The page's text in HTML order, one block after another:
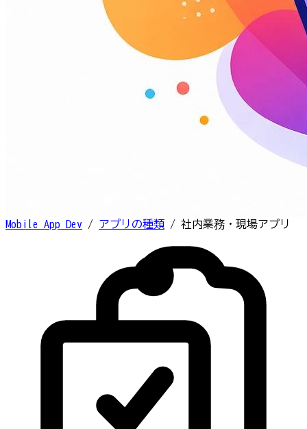
Mobile App Dev / アプリの種類 / 社内業務・現場アプリ